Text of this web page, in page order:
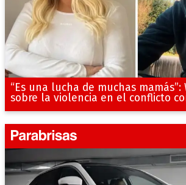
“Es una lucha de muchas
sobre la violencia en el conflicto